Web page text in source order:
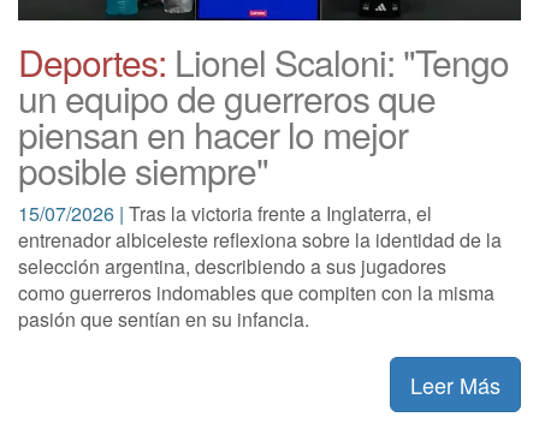
Deportes: Lionel Scaloni: "Tengo
un equipo de guerreros que
piensan en hacer lo mejor
posible siempre"
15/07/2026 | Tras la victoria frente a Inglaterra, el
entrenador albiceleste reflexiona sobre la identidad de la
selección argentina, describiendo a sus jugadores
como guerreros indomables que compiten con la misma
pasión que sentían en su infancia.
Leer Más